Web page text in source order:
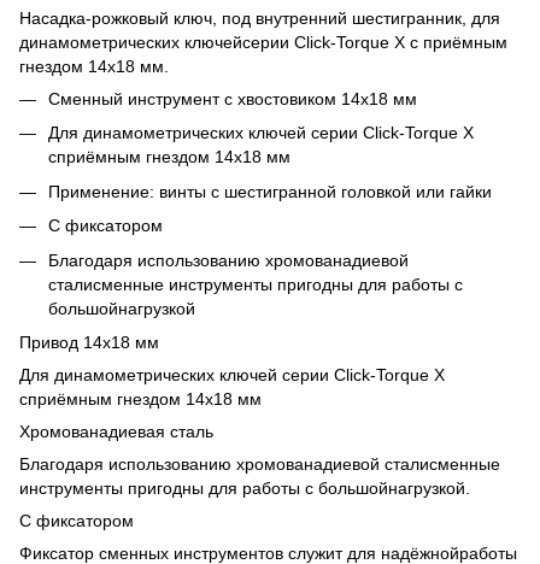
Насадка-рожковый ключ, под внутренний шестигранник, для
динамометрических ключейсерии Click-Torque X с приёмным
гнездом 14x18 мм.
Сменный инструмент с хвостовиком 14x18 мм
Для динамометрических ключей серии Click-Torque X
сприёмным гнездом 14x18 мм
Применение: винты с шестигранной головкой или гайки
С фиксатором
Благодаря использованию хромованадиевой
сталисменные инструменты пригодны для работы с
большойнагрузкой
Привод 14x18 мм
Для динамометрических ключей серии Click-Torque X
сприёмным гнездом 14x18 мм
Хромованадиевая сталь
Благодаря использованию хромованадиевой сталисменные
инструменты пригодны для работы с большойнагрузкой.
С фиксатором
Фиксатор сменных инструментов служит для надёжнойработы